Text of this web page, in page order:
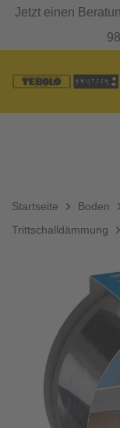
Jetzt einen
Startseite Boden
Trittschalldämmung